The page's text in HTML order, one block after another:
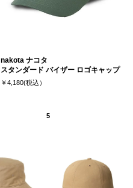
nakota ナコタ
スタンダード バイザー ロゴキャップ
￥4,180(税込）